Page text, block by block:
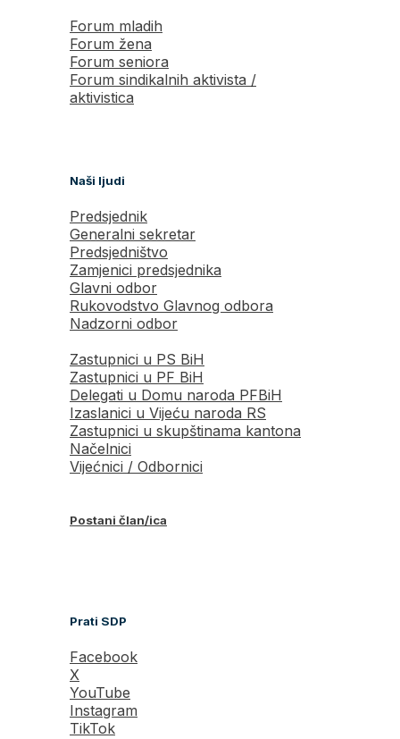
Forum mladih
Forum žena
Forum seniora
Forum sindikalnih aktivista /
aktivistica
Naši ljudi
Predsjednik
Generalni sekretar
Predsjedništvo
Zamjenici predsjednika
Glavni odbor
Rukovodstvo Glavnog odbora
Nadzorni odbor
Zastupnici u PS BiH
Zastupnici u PF BiH
Delegati u Domu naroda PFBiH
Izaslanici u Vijeću naroda RS
Zastupnici u skupštinama kantona
Načelnici
Vijećnici / Odbornici
Postani član/ica
Prati SDP
Facebook
X
YouTube
Instagram
TikTok